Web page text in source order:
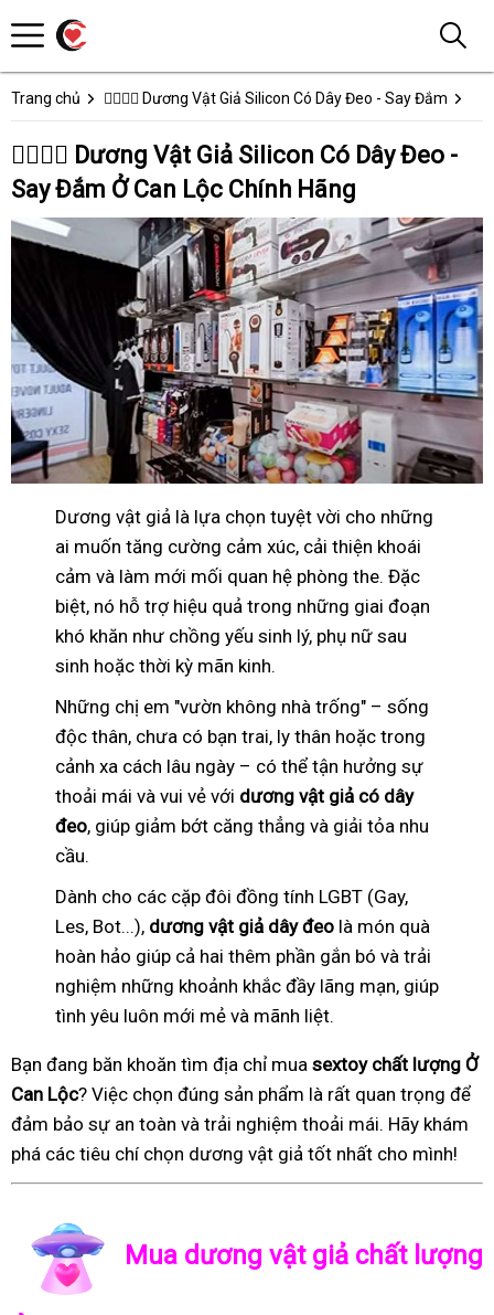
Trang chủ 👩‍❤️‍💋‍👨 Dương Vật Giả Silicon Có Dây Đeo - Say Đắm
👩‍❤️‍💋‍👨 Dương Vật Giả Silicon Có Dây Đeo -
Say Đắm Ở Can Lộc Chính Hãng
Dương vật giả là lựa chọn tuyệt vời cho những
ai muốn tăng cường cảm xúc, cải thiện khoái
cảm và làm mới mối quan hệ phòng the. Đặc
biệt, nó hỗ trợ hiệu quả trong những giai đoạn
khó khăn như chồng yếu sinh lý, phụ nữ sau
sinh hoặc thời kỳ mãn kinh.
Những chị em "vườn không nhà trống" – sống
độc thân, chưa có bạn trai, ly thân hoặc trong
cảnh xa cách lâu ngày – có thể tận hưởng sự
thoải mái và vui vẻ với dương vật giả có dây
đeo, giúp giảm bớt căng thẳng và giải tỏa nhu
cầu.
Dành cho các cặp đôi đồng tính LGBT (Gay,
Les, Bot...), dương vật giả dây đeo là món quà
hoàn hảo giúp cả hai thêm phần gắn bó và trải
nghiệm những khoảnh khắc đầy lãng mạn, giúp
tình yêu luôn mới mẻ và mãnh liệt.
Bạn đang băn khoăn tìm địa chỉ mua sextoy chất lượng Ở
Can Lộc? Việc chọn đúng sản phẩm là rất quan trọng để
đảm bảo sự an toàn và trải nghiệm thoải mái. Hãy khám
phá các tiêu chí chọn dương vật giả tốt nhất cho mình!
Mua dương vật giả chất lượng